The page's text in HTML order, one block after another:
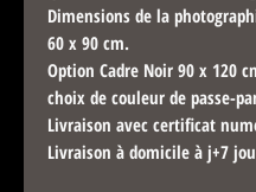
Dimensions de la
60 x 90 cm.
Option Cadre Noir 90 x 120
choix de couleur de passe-
Livraison avec certificat
Livraison à domicile à j+7